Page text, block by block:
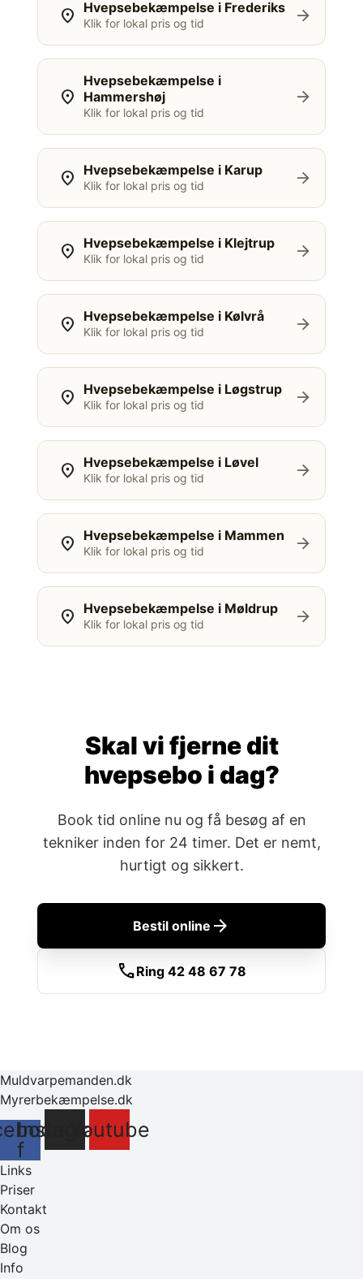
location_on Hvepsebekæmpelse i Frederiks
Klik for lokal pris og tid arrow_forward
location_on
Hvepsebekæmpelse i
Hammershøj
Klik for lokal pris og tid
arrow_forward
location_on Hvepsebekæmpelse i Karup
Klik for lokal pris og tid arrow_forward
location_on Hvepsebekæmpelse i Klejtrup
Klik for lokal pris og tid arrow_forward
location_on Hvepsebekæmpelse i Kølvrå
Klik for lokal pris og tid arrow_forward
location_on Hvepsebekæmpelse i Løgstrup
Klik for lokal pris og tid arrow_forward
location_on Hvepsebekæmpelse i Løvel
Klik for lokal pris og tid arrow_forward
location_on Hvepsebekæmpelse i Mammen
Klik for lokal pris og tid arrow_forward
location_on Hvepsebekæmpelse i Møldrup
Klik for lokal pris og tid arrow_forward
Skal vi fjerne dit
hvepsebo i dag?
Book tid online nu og få besøg af en
tekniker inden for 24 timer. Det er nemt,
hurtigt og sikkert.
Bestil online arrow_forward
callRing 42 48 67 78
Muldvarpemanden.dk
Myrerbekæmpelse.dk
f
InstagramYoutube
Links
Priser
Kontakt
Om os
Blog
Info